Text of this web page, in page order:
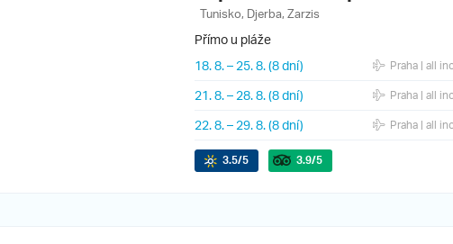
Tunisko, Djerba, Zarzis
Přímo u pláže
18. 8.– 25. 8.(8 dní) Praha| all
21. 8.– 28. 8.(8 dní) Praha| all
22. 8.– 29. 8.(8 dní) Praha| all
3.5/5 3.9/5